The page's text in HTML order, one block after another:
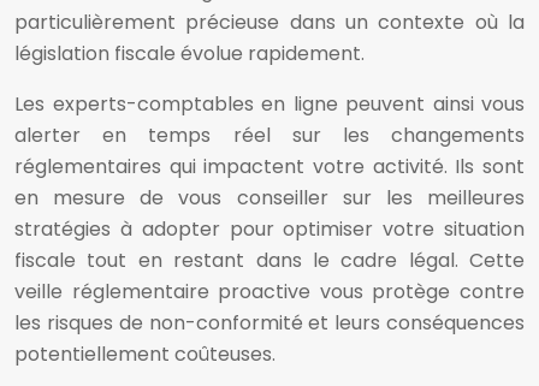
particulièrement précieuse dans un contexte où la
législation fiscale évolue rapidement.
Les experts-comptables en ligne peuvent ainsi vous
alerter en temps réel sur les changements
réglementaires qui impactent votre activité. Ils sont
en mesure de vous conseiller sur les meilleures
stratégies à adopter pour optimiser votre situation
fiscale tout en restant dans le cadre légal. Cette
veille réglementaire proactive vous protège contre
les risques de non-conformité et leurs conséquences
potentiellement coûteuses.